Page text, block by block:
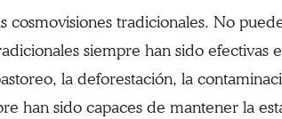
cosmovisiones tradicionales. No
siempre han sido efectivas
la deforestación, la
han sido capaces de mantener la